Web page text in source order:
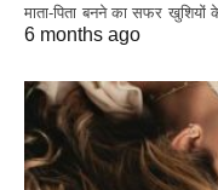
माता-पिता बनने का सफर
6 months ago